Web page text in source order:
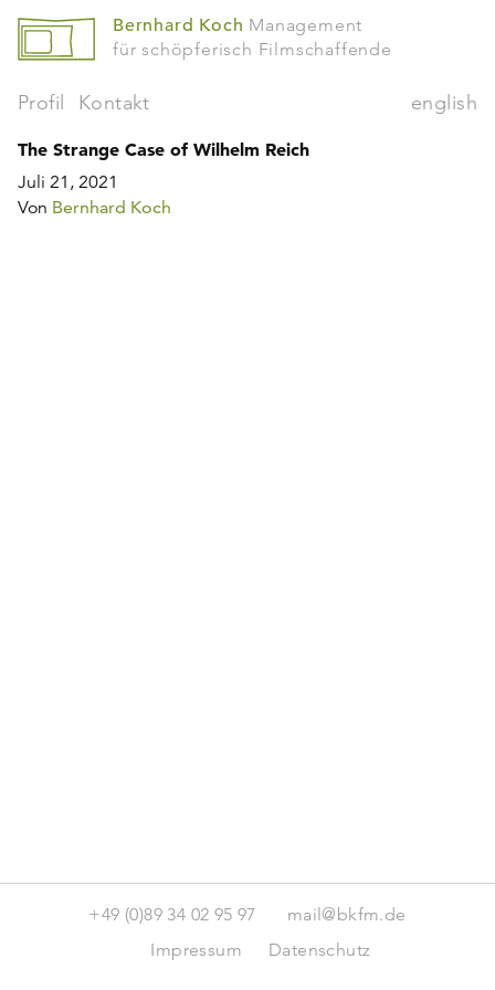
Bernhard Koch Management
für schöpferisch Filmschaffende
Profil Kontakt english
The Strange Case of Wilhelm Reich
Juli 21, 2021
Von Bernhard Koch
+49 (0)89 34 02 95 97
mail@bkfm.de
Impressum
Datenschutz